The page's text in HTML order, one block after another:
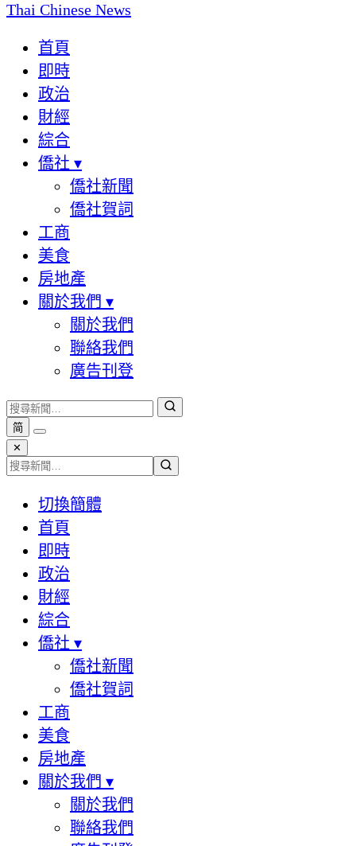
Thai Chinese News
首頁
即時
政治
財經
綜合
僑社 ▾
僑社新聞
僑社賀詞
工商
美食
房地產
關於我們 ▾
關於我們
聯絡我們
廣告刊登
简
✕
切換簡體
首頁
即時
政治
財經
綜合
僑社 ▾
僑社新聞
僑社賀詞
工商
美食
房地產
關於我們 ▾
關於我們
聯絡我們